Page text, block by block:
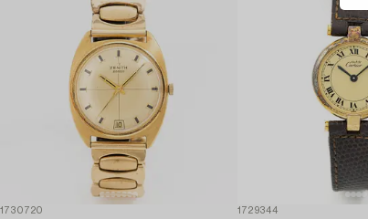
1730720 1729344